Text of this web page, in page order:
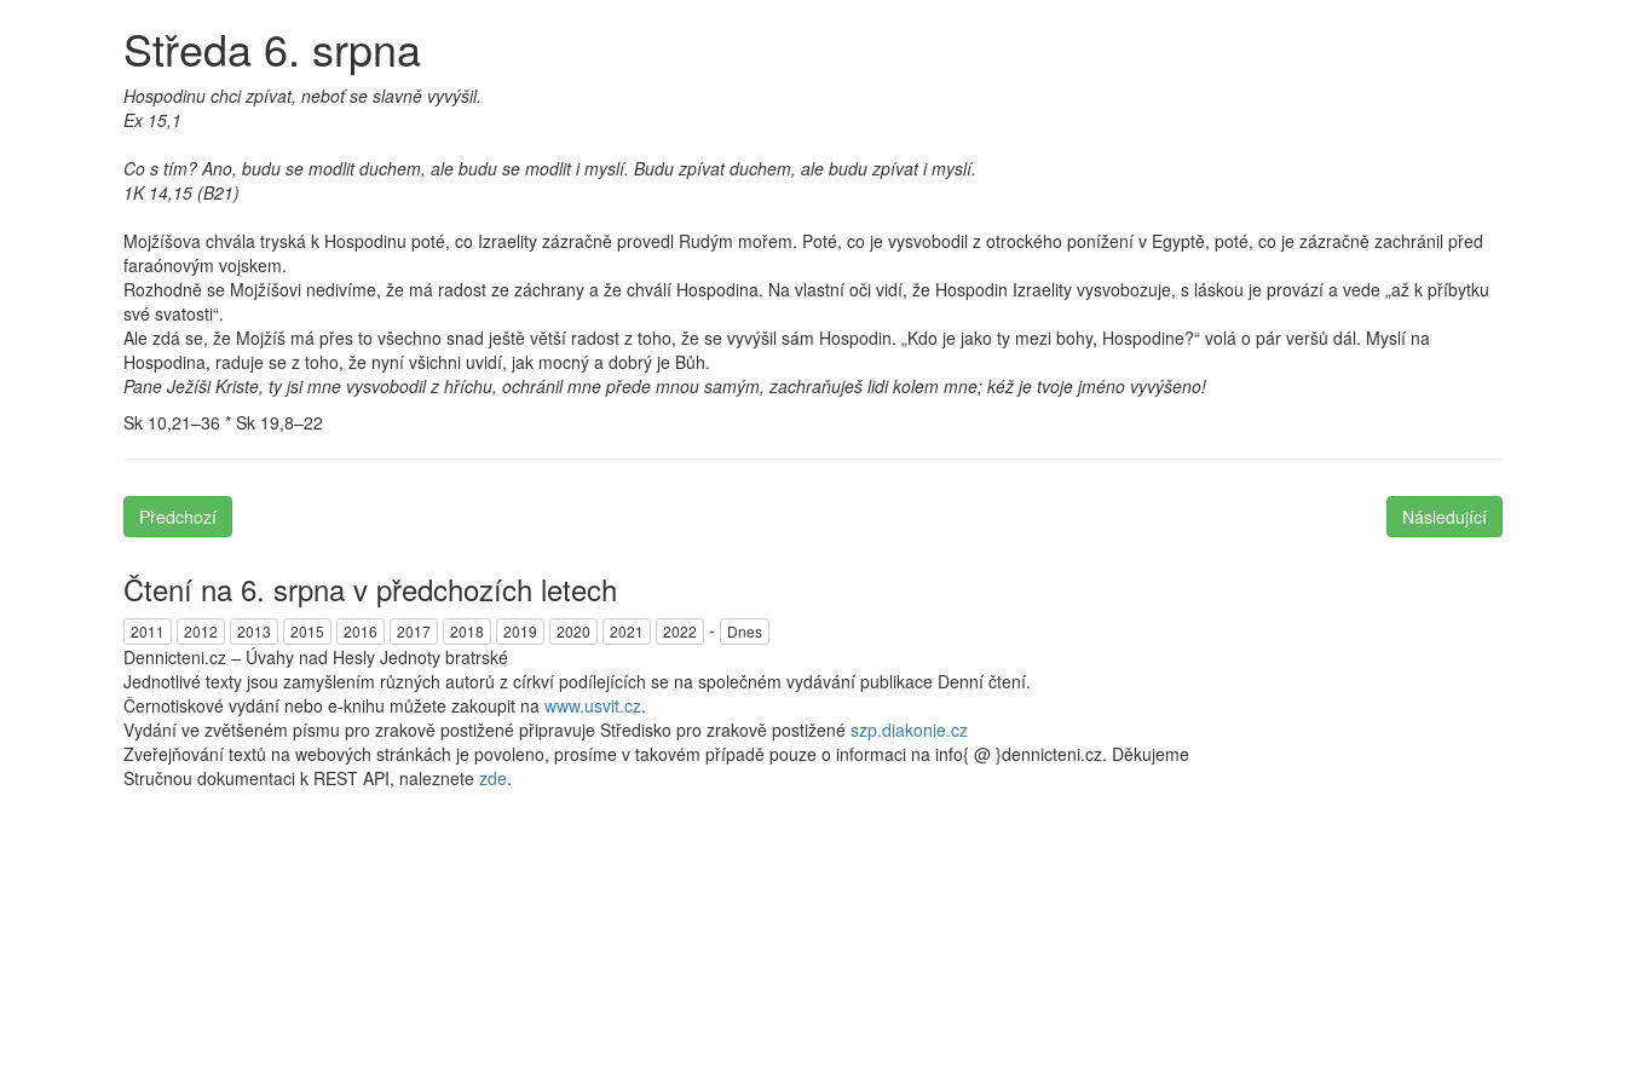
Středa 6. srpna
Hospodinu chci zpívat, neboť se slavně vyvýšil.
Ex 15,1
Co s tím? Ano, budu se modlit duchem, ale budu se modlit i myslí. Budu zpívat duchem, ale budu zpívat i myslí.
1K 14,15 (B21)
Mojžíšova chvála tryská k Hospodinu poté, co Izraelity zázračně provedl Rudým mořem. Poté, co je vysvobodil z otrockého ponížení v Egyptě, poté, co je zázračně zachránil před
faraónovým vojskem.
Rozhodně se Mojžíšovi nedivíme, že má radost ze záchrany a že chválí Hospodina. Na vlastní oči vidí, že Hospodin Izraelity vysvobozuje, s láskou je provází a vede „až k příbytku
své svatosti“.
Ale zdá se, že Mojžíš má přes to všechno snad ještě větší radost z toho, že se vyvýšil sám Hospodin. „Kdo je jako ty mezi bohy, Hospodine?“ volá o pár veršů dál. Myslí na
Hospodina, raduje se z toho, že nyní všichni uvidí, jak mocný a dobrý je Bůh.
Pane Ježíši Kriste, ty jsi mne vysvobodil z hříchu, ochránil mne přede mnou samým, zachraňuješ lidi kolem mne; kéž je tvoje jméno vyvýšeno!
Sk 10,21–36 * Sk 19,8–22
Předchozí Následující
Čtení na 6. srpna v předchozích letech
2011 2012 2013 2015 2016 2017 2018 2019 2020 2021 2022 - Dnes
Dennicteni.cz – Úvahy nad Hesly Jednoty bratrské
Jednotlivé texty jsou zamyšlením různých autorů z církví podílejících se na společném vydávání publikace Denní čtení.
Černotiskové vydání nebo e-knihu můžete zakoupit na www.usvit.cz.
Vydání ve zvětšeném písmu pro zrakově postižené připravuje Středisko pro zrakově postižené szp.diakonie.cz
Zveřejňování textů na webových stránkách je povoleno, prosíme v takovém případě pouze o informaci na info{ @ }dennicteni.cz. Děkujeme
Stručnou dokumentaci k REST API, naleznete zde.